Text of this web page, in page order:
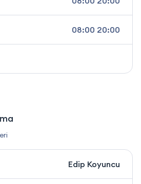
08:00 20:00
Edip Koyuncu